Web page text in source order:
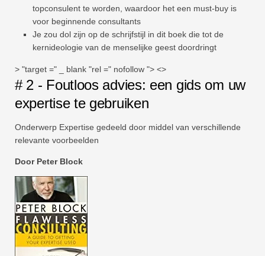
topconsulent te worden, waardoor het een must-buy is
voor beginnende consultants
Je zou dol zijn op de schrijfstijl in dit boek die tot de
kernideologie van de menselijke geest doordringt
> "target =" _ blank "rel =" nofollow "> <>
# 2 - Foutloos advies: een gids om uw
expertise te gebruiken
Onderwerp Expertise gedeeld door middel van verschillende
relevante voorbeelden
Door Peter Block